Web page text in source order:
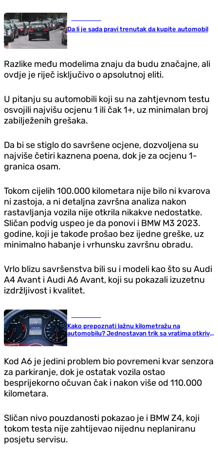
Da li je sada pravi trenutak da kupite automobil
Razlike među modelima znaju da budu značajne, ali
ovd‌je je riječ isključivo o apsolutnoj eliti.
U pitanju su automobili koji su na zahtjevnom testu
osvojili najvišu ocjenu 1 ili čak 1+, uz minimalan broj
zabilježenih grešaka.
Da bi se stiglo do savršene ocjene, dozvoljena su
najviše četiri kaznena poena, dok je za ocjenu 1-
granica osam.
Tokom cijelih 100.000 kilometara nije bilo ni kvarova
ni zastoja, a ni detaljna završna analiza nakon
rastavljanja vozila nije otkrila nikakve nedostatke.
Sličan podvig uspeo je da ponovi i BMW M3 2023.
godine, koji je takođe prošao bez ijedne greške, uz
minimalno habanje i vrhunsku završnu obradu.
Vrlo blizu savršenstva bili su i modeli kao što su Audi
A4 Avant i Audi A6 Avant, koji su pokazali izuzetnu
izdržljivost i kvalitet.
Kako prepoznati lažnu kilometražu na
automobilu? Jednostavan trik sa vratima otkriva
da li vas prodavac laže
Kod A6 je jedini problem bio povremeni kvar senzora
za parkiranje, dok je ostatak vozila ostao
besprijekorno očuvan čak i nakon više od 110.000
kilometara.
Sličan nivo pouzdanosti pokazao je i BMW Z4, koji
tokom testa nije zahtijevao nijednu neplaniranu
posjetu servisu.